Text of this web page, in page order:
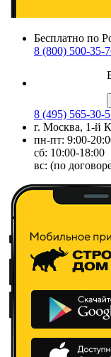
Бесплатно по
8 (800) 500-35-
8 (495) 565-30-
г. Москва, 1-й
пн-пт: 9:00-
сб: 10:00-18:00
вс: (по